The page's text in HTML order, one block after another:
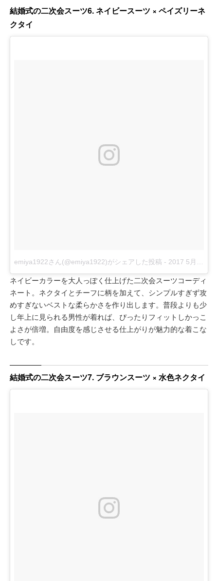
結婚式の二次会スーツ6. ネイビースーツ × ペイズリーネ
クタイ
emiya1922さん(@emiya1922)がシェアした投稿 - 2017 5月 13 7:51午後 PDT
ネイビーカラーを大人っぽく仕上げた二次会スーツコーディ
ネート。ネクタイとチーフに柄を加えて、シンプルすぎず攻
めすぎないベストな柔らかさを作り出します。普段よりも少
し年上に見られる男性が着れば、ぴったりフィットしかっこ
よさが倍増。自由度を感じさせる仕上がりが魅力的な着こな
しです。
結婚式の二次会スーツ7. ブラウンスーツ × 水色ネクタイ